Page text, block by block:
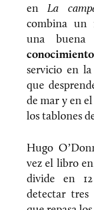
enLa
combina un
una
servicio en
que
de mar y en
los tablones
Hugo
vez el libro
divide en
detectar tres